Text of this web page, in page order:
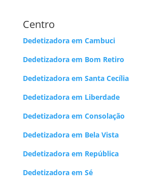
Centro
Dedetizadora em Cambuci
Dedetizadora em Bom Retiro
Dedetizadora em Santa Cecília
Dedetizadora em Liberdade
Dedetizadora em Consolação
Dedetizadora em Bela Vista
Dedetizadora em República
Dedetizadora em Sé